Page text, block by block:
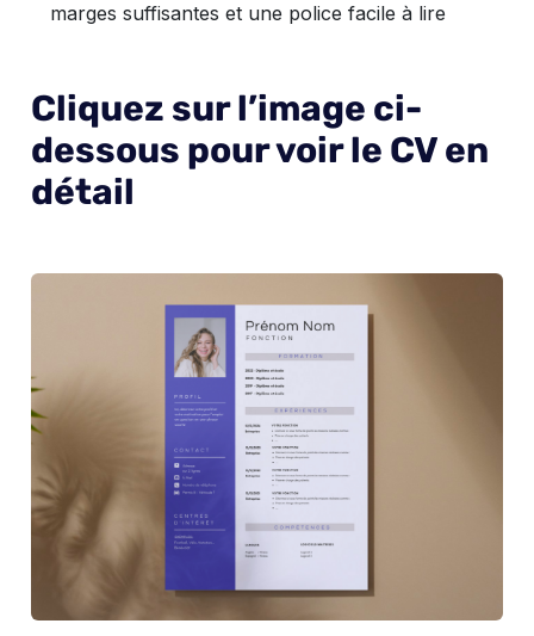
marges suffisantes et une police facile à lire
Cliquez sur l’image ci-
dessous pour voir le CV en
détail